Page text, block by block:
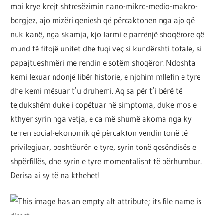
mbi krye krejt shtresëzimin nano-mikro-medio-makro-
borgjez, ajo mizëri qeniesh që përcaktohen nga ajo që
nuk kanë, nga skamja, kjo larmi e parrënjë shoqërore që
mund të fitojë unitet dhe fuqi veç si kundërshti totale, si
papajtueshmëri me rendin e sotëm shoqëror. Ndoshta
kemi lexuar ndonjë libër historie, e njohim mllefin e tyre
dhe kemi mësuar t’u druhemi. Aq sa për t’i bërë të
tejdukshëm duke i copëtuar në simptoma, duke mos e
kthyer syrin nga vetja, e ca më shumë akoma nga ky
terren social-ekonomik që përcakton vendin tonë të
privilegjuar, poshtëurën e tyre, syrin tonë qesëndisës e
shpërfillës, dhe syrin e tyre momentalisht të përhumbur.
Derisa ai sy të na kthehet!